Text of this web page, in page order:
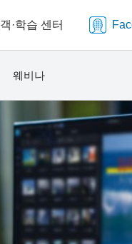
·학습 센터
웨비나